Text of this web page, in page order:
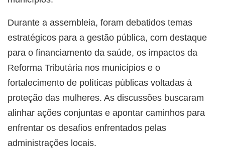
Durante a assembleia, foram debatidos temas
estratégicos para a gestão pública, com destaque
para o financiamento da saúde, os impactos da
Reforma Tributária nos municípios e o
fortalecimento de políticas públicas voltadas à
proteção das mulheres. As discussões buscaram
alinhar ações conjuntas e apontar caminhos para
enfrentar os desafios enfrentados pelas
administrações locais.